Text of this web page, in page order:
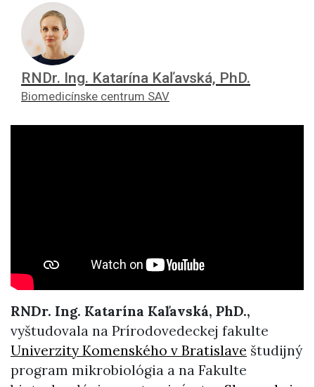
RNDr. Ing. Katarína Kaľavská, PhD.
Biomedicínske centrum SAV
RNDr. Ing. Katarína Kaľavská, PhD.,
vyštudovala na Prírodovedeckej fakulte
Univerzity Komenského v Bratislave študijný
program mikrobiológia a na Fakulte